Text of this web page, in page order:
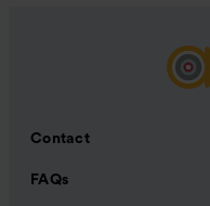
Contact
FAQs